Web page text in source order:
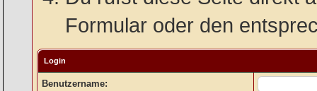
Formular oder den
Login
Benutzername: